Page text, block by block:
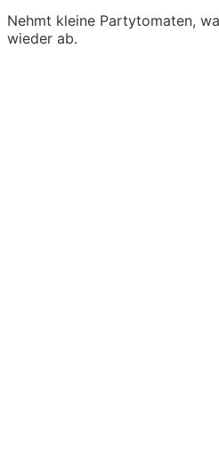
Nehmt kleine Partytomaten,
wieder ab.